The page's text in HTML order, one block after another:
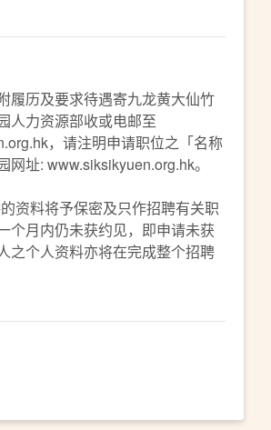
履历及要求待遇寄九龙黄大仙竹
人力资源部收或电邮至
，请注明申请职位之「名称
网址: www.siksikyuen.org.hk。
资料将予保密及只作招聘有关职
个月内仍未获约见，即申请未获
之个人资料亦将在完成整个招聘